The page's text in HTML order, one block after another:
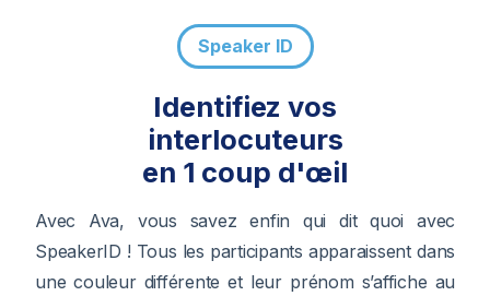
Speaker ID
Identifiez vos
interlocuteurs
en 1 coup d'œil
Avec Ava, vous savez enfin qui dit quoi avec
SpeakerID ! Tous les participants apparaissent dans
une couleur différente et leur prénom s’affiche au